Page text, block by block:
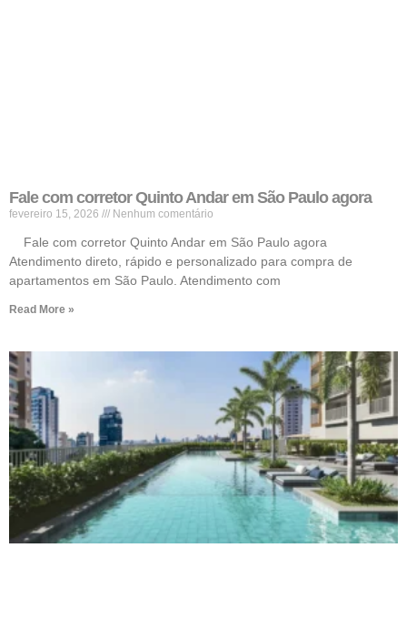
Fale com corretor Quinto Andar em São Paulo agora
fevereiro 15, 2026 Nenhum comentário
Fale com corretor Quinto Andar em São Paulo agora
Atendimento direto, rápido e personalizado para compra de
apartamentos em São Paulo. Atendimento com
Read More »